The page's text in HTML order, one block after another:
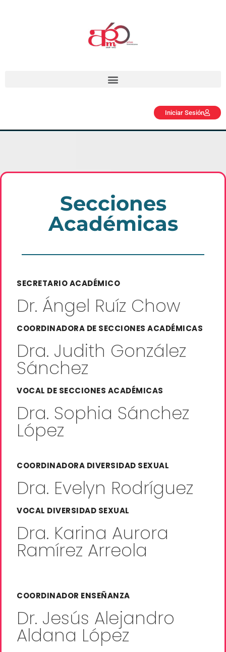
Iniciar Sesión
Secciones
Académicas
SECRETARIO ACADÉMICO
Dr. Ángel Ruíz Chow
COORDINADORA DE SECCIONES ACADÉMICAS
Dra. Judith González
Sánchez
VOCAL DE SECCIONES ACADÉMICAS
Dra. Sophia Sánchez
López
COORDINADORA DIVERSIDAD SEXUAL
Dra. Evelyn Rodríguez
VOCAL DIVERSIDAD SEXUAL​
Dra. Karina Aurora
Ramírez Arreola
COORDINADOR ENSEÑANZA
Dr. Jesús Alejandro
Aldana López